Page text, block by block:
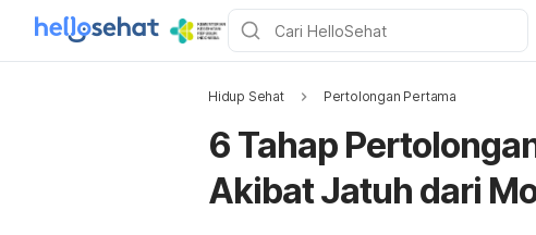
Hidup Sehat Pertolongan Pertama
6 Tahap
Akibat Jatuh dari